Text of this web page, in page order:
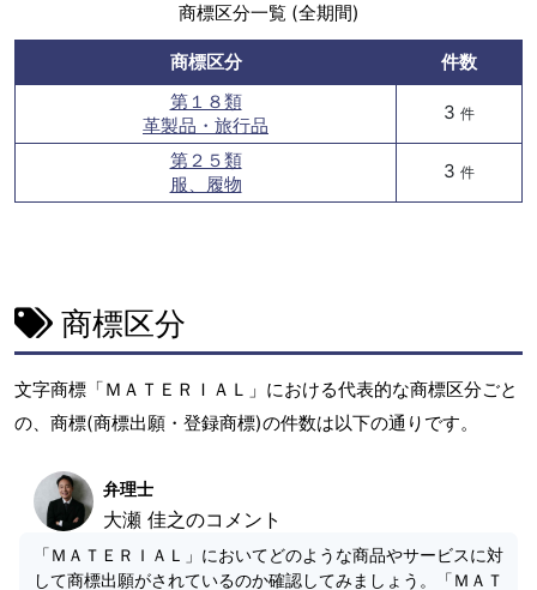
商標区分一覧 (全期間)
商標区分
件数
第１８類
革製品・旅行品
3 件
第２５類
服、履物
3 件
商標区分
文字商標「ＭＡＴＥＲＩＡＬ」における代表的な商標区分ごと
の、商標(商標出願・登録商標)の件数は以下の通りです。
弁理士
大瀬 佳之のコメント
「ＭＡＴＥＲＩＡＬ」においてどのような商品やサービスに対
して商標出願がされているのか確認してみましょう。「ＭＡＴ